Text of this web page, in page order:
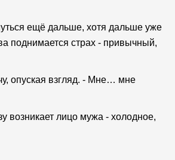
ещё дальше, хотя дальше уже
поднимается страх - привычный,
опуская взгляд. - Мне… мне
возникает лицо мужа - холодное,